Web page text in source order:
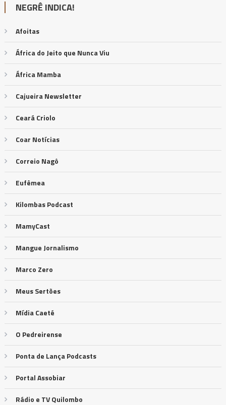
NEGRÊ INDICA!
Afoitas
África do Jeito que Nunca Viu
África Mamba
Cajueira Newsletter
Ceará Criolo
Coar Notícias
Correio Nagô
Eufêmea
Kilombas Podcast
MamyCast
Mangue Jornalismo
Marco Zero
Meus Sertões
Mídia Caeté
O Pedreirense
Ponta de Lança Podcasts
Portal Assobiar
Rádio e TV Quilombo